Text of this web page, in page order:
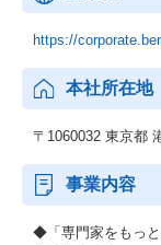
https://
本社所在地
〒1060032 東京都
事業内容
◆「専門家をもっ